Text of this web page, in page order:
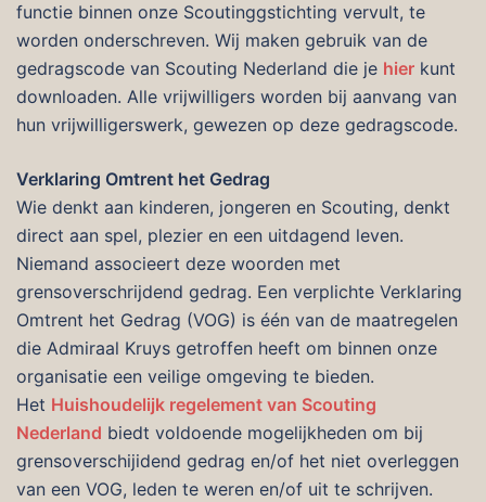
functie binnen onze Scoutinggstichting vervult, te
worden onderschreven. Wij maken gebruik van de
gedragscode van Scouting Nederland die je hier kunt
downloaden. Alle vrijwilligers worden bij aanvang van
hun vrijwilligerswerk, gewezen op deze gedragscode.
Verklaring Omtrent het Gedrag
Wie denkt aan kinderen, jongeren en Scouting, denkt
direct aan spel, plezier en een uitdagend leven.
Niemand associeert deze woorden met
grensoverschrijdend gedrag. Een verplichte Verklaring
Omtrent het Gedrag (VOG) is één van de maatregelen
die Admiraal Kruys getroffen heeft om binnen onze
organisatie een veilige omgeving te bieden.
Het Huishoudelijk regelement van Scouting
Nederland biedt voldoende mogelijkheden om bij
grensoverschijidend gedrag en/of het niet overleggen
van een VOG, leden te weren en/of uit te schrijven.